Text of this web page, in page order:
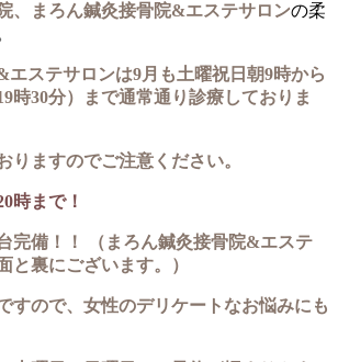
、まろん鍼灸接骨院&エステサロンの柔
エステサロンは9月も土曜祝日朝9時から
時30分）まで通常通り診療しておりま
ますのでご注意ください。
時まで！
完備！！ （まろん鍼灸接骨院&エステ
と裏にございます。）
すので、女性のデリケートなお悩みにも